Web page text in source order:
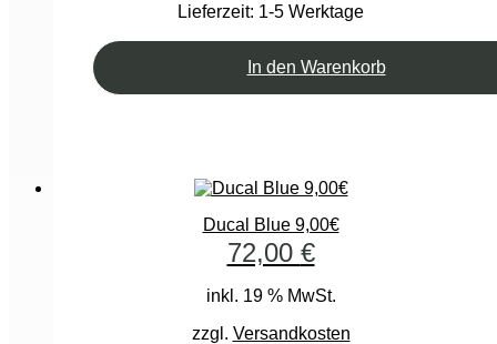
Lieferzeit: 1-5 Werktage
In den Warenkorb
Ducal Blue 9,00€
72,00 €
inkl. 19 % MwSt.
zzgl. Versandkosten